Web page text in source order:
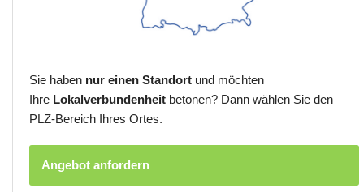
Sie haben nur einen Standort und möchten
Ihre Lokalverbundenheit betonen? Dann wählen Sie den
PLZ-Bereich Ihres Ortes.
Angebot anfordern